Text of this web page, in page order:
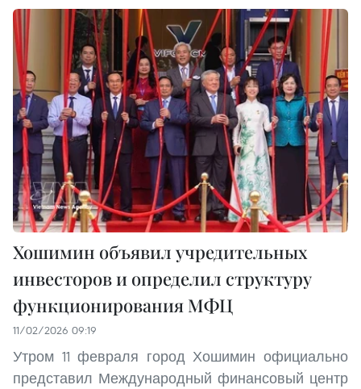
Хошимин объявил учредительных
инвесторов и определил структуру
функционирования МФЦ
11/02/2026 09:19
Утром 11 февраля город Хошимин официально
представил Международный финансовый центр